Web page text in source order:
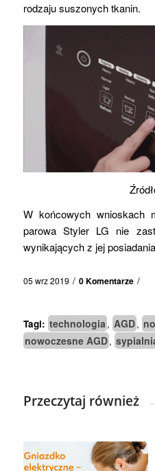
rodzaju suszonych tkanin.
W końcowych wnioskach
parowa Styler LG nie
wynikających z jej
05 wrz 2019 / 0 Komentarze /
Tagi: technologia , AGD,
nowoczesne AGD,
Przeczytaj również